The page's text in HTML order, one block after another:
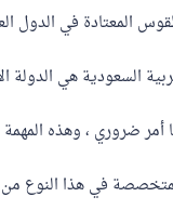
المعتادة في الدول
السعودية هي الدولة
ضروري ، وهذه
في هذا النوع من